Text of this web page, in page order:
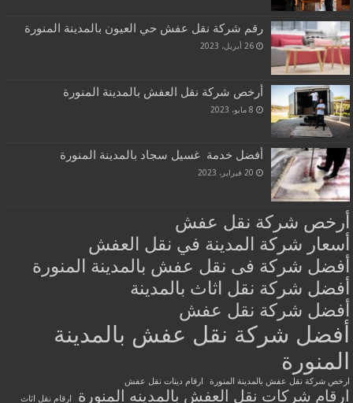
رقم شركة نقل عفش حي العيون بالمدينة المنورة
26 أبريل، 2023
أرخص شركة نقل العفش بالمدينة المنورة
8 مايو، 2023
أفضل خدمة غسيل سجاد بالمدينة المنورة
20 فبراير، 2023
أرخص شركة نقل عفش
أسعار شركة المدينة في نقل العفش
أفضل شركة فى نقل عفش بالمدينة المنورة
أفضل شركة نقل اثاث بالمدينة
أفضل شركة نقل عفش
أفضل شركة نقل عفش بالمدينة
المنورة
ارخص شركة نقل عفش بالمدينة المنورة ارقام دينات نقل عفش
ارقام شركات نقل العفش بالمدينه المنورة ارقام نقل اثاث